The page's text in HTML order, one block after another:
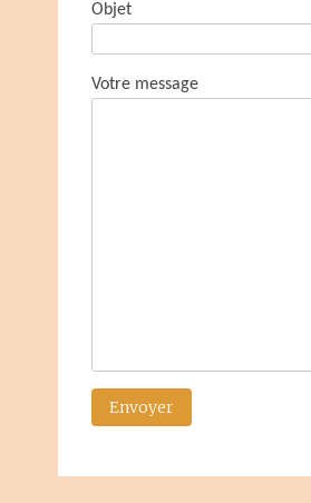
Objet
Votre message